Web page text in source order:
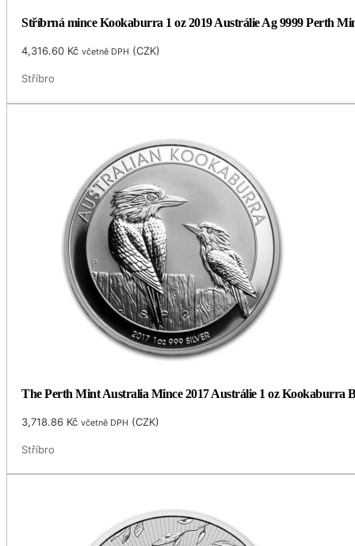
Stříbrná mince Kookaburra 1 oz 2019 Austrálie Ag 9999 Perth
4,316.60 Kč včetně DPH (CZK)
Stříbro
The Perth Mint Australia Mince 2017 Austrálie 1 oz Kookaburra
3,718.86 Kč včetně DPH (CZK)
Stříbro